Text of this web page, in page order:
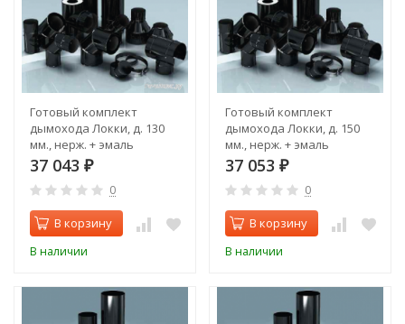
Готовый комплект
дымохода Локки, д. 130
мм., нерж. + эмаль
(проход через крышу,
задний выход)
37 043 ₽
0
В корзину
В наличии
Готовый комплект
дымохода Локки, д. 150
мм., нерж. + эмаль
(проход через крышу,
верхний выход)
37 053 ₽
0
В корзину
В наличии